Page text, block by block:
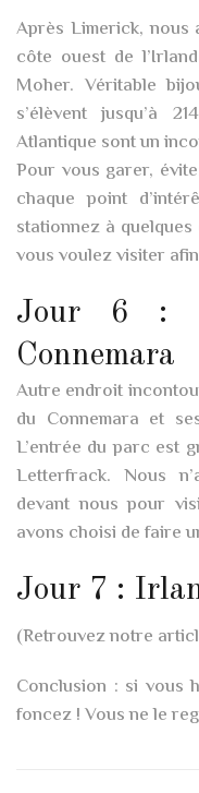
Après Limerick,
côte ouest de
Moher. Véritable
s’élèvent jusqu’à
Atlantique sont un
Pour vous garer,
chaque point
stationnez à
vous voulez visiter
Jour 6 :
Connemara
Autre endroit
du Connemara et
L’entrée du parc est
Letterfrack. Nous
devant nous pour
avons choisi de faire
Jour 7 :
(Retrouvez notre
Conclusion : si vous
foncez ! Vous ne le